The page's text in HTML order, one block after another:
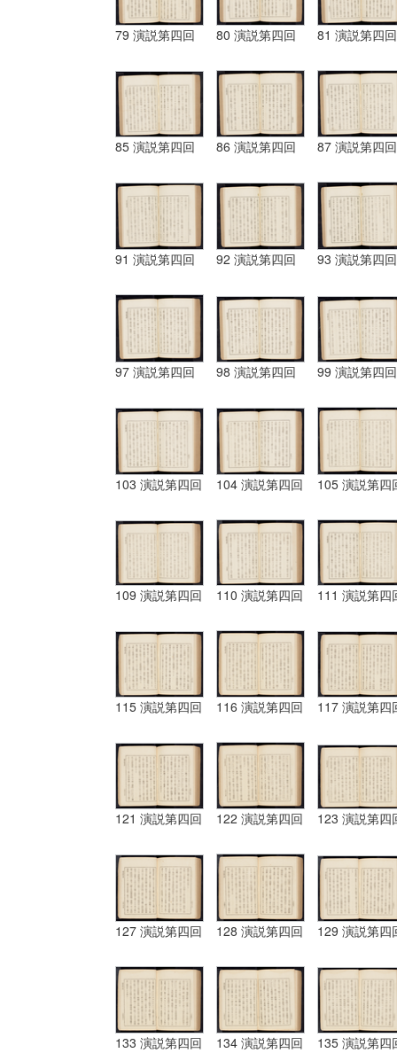
79 演説第四回 80 演説第四回 81 演説第四回
85 演説第四回 86 演説第四回 87 演説第四回
91 演説第四回 92 演説第四回 93 演説第四回
97 演説第四回 98 演説第四回 99 演説第四回
103 演説第四回 104 演説第四回 105 演説第四
109 演説第四回 110 演説第四回 111 演説第四
115 演説第四回 116 演説第四回 117 演説第四
121 演説第四回 122 演説第四回 123 演説第四
127 演説第四回 128 演説第四回 129 演説第四
133 演説第四回 134 演説第四回 135 演説第四